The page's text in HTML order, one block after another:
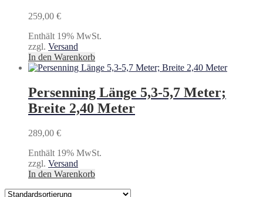
259,00 €
Enthält 19% MwSt.
zzgl. Versand
In den Warenkorb
Persenning Länge 5,3-5,7 Meter;
Breite 2,40 Meter
289,00 €
Enthält 19% MwSt.
zzgl. Versand
In den Warenkorb